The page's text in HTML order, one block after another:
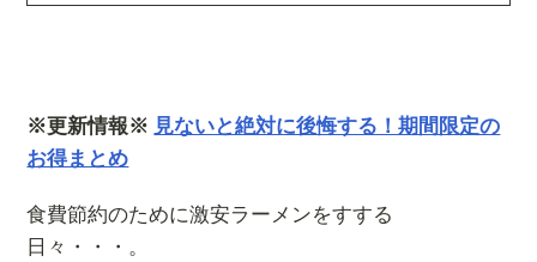
※更新情報※ 見ないと絶対に後悔する！期間限定の
お得まとめ
食費節約のために激安ラーメンをすする
日々・・・。